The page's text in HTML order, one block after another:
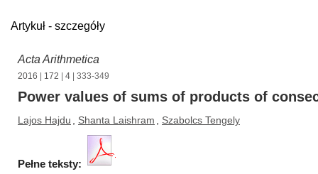
Artykuł - szczegóły
Acta Arithmetica
2016 172 4 | 333-349
Power values of sums of products of
Lajos Hajdu Shanta Laishram Szabolcs Tengely
Pełne teksty: